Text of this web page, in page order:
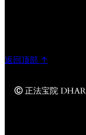
返回顶部 ↑
Ⓒ正法宝院